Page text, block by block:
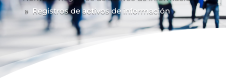
9 Registros de activos de información